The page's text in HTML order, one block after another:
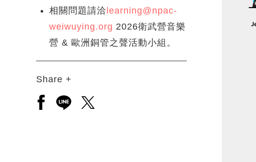
相關問題請洽learning@npac-
weiwuying.org 2026衛武營音樂
營 & 歐洲銅管之聲活動小組。
Share +
另開新視窗分享至facebook
另開新視窗分享至line
另開新視窗分享至twitter